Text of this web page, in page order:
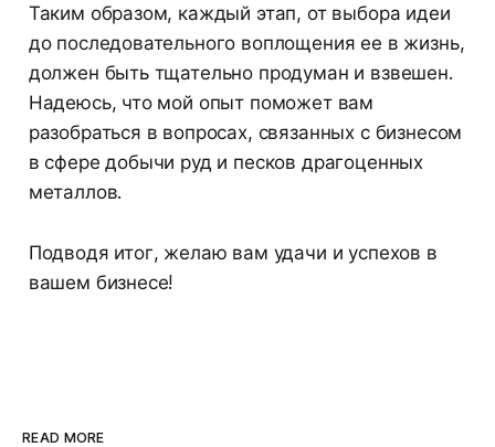
Таким образом, каждый этап, от выбора идеи
до последовательного воплощения ее в жизнь,
должен быть тщательно продуман и взвешен.
Надеюсь, что мой опыт поможет вам
разобраться в вопросах, связанных с бизнесом
в сфере добычи руд и песков драгоценных
металлов.
Подводя итог, желаю вам удачи и успехов в
вашем бизнесе!
READ MORE